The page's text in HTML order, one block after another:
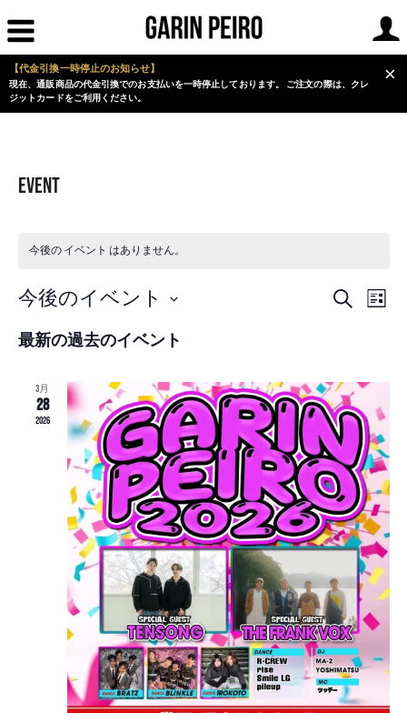
【代金引換一時停止のお知らせ】
現在、通販商品の代金引換でのお支払いを一時停止しております。 ご注文の際は、クレ
ジットカードをご利用ください。
×
EVENT
今後の イベント はありません。
イ
を
検
索
し
て
ナ
ビ
ゲ
ー
シ
ョ
ン
を
表
検
イ
ベ
ー
ナ
ビ
ゲ
ー
シ
ョ
ン
リ
示
今後のイベント
付
最新の過去のイベント
3月
28
2026